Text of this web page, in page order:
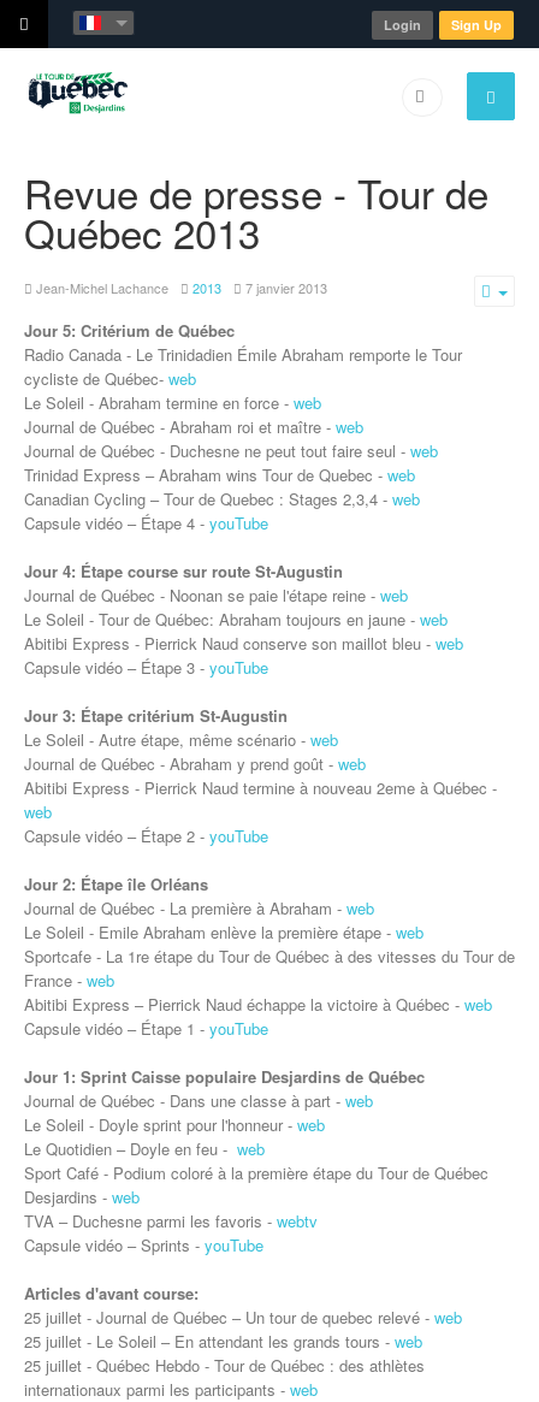
Login Sign Up
Revue de presse - Tour de
Québec 2013
Jean-Michel Lachance 2013 7 janvier 2013
Jour 5: Critérium de Québec
Radio Canada - Le Trinidadien Émile Abraham remporte le Tour
cycliste de Québec- web
Le Soleil - Abraham termine en force - web
Journal de Québec - Abraham roi et maître - web
Journal de Québec - Duchesne ne peut tout faire seul - web
Trinidad Express – Abraham wins Tour de Quebec - web
Canadian Cycling – Tour de Quebec : Stages 2,3,4 - web
Capsule vidéo – Étape 4 - youTube
Jour 4: Étape course sur route St-Augustin
Journal de Québec - Noonan se paie l'étape reine - web
Le Soleil - Tour de Québec: Abraham toujours en jaune - web
Abitibi Express - Pierrick Naud conserve son maillot bleu - web
Capsule vidéo – Étape 3 - youTube
Jour 3: Étape critérium St-Augustin
Le Soleil - Autre étape, même scénario - web
Journal de Québec - Abraham y prend goût - web
Abitibi Express - Pierrick Naud termine à nouveau 2eme à Québec -
web
Capsule vidéo – Étape 2 - youTube
Jour 2: Étape île Orléans
Journal de Québec - La première à Abraham - web
Le Soleil - Emile Abraham enlève la première étape - web
Sportcafe - La 1re étape du Tour de Québec à des vitesses du Tour de
France - web
Abitibi Express – Pierrick Naud échappe la victoire à Québec - web
Capsule vidéo – Étape 1 - youTube
Jour 1: Sprint Caisse populaire Desjardins de Québec
Journal de Québec - Dans une classe à part - web
Le Soleil - Doyle sprint pour l'honneur - web
Le Quotidien – Doyle en feu - web
Sport Café - Podium coloré à la première étape du Tour de Québec
Desjardins - web
TVA – Duchesne parmi les favoris - webtv
Capsule vidéo – Sprints - youTube
Articles d'avant course:
25 juillet - Journal de Québec – Un tour de quebec relevé - web
25 juillet - Le Soleil – En attendant les grands tours - web
25 juillet - Québec Hebdo - Tour de Québec : des athlètes
internationaux parmi les participants - web